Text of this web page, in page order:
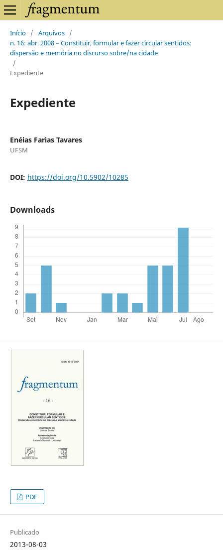
Início / Arquivos /
n. 16: abr. 2008 – Constituir, formular e fazer circular sentidos:
dispersão e memória no discurso sobre/na cidade
/
Expediente
Expediente
Enéias Farias Tavares
UFSM
DOI: https://doi.org/10.5902/10285
Downloads
PDF
Publicado
2013-08-03